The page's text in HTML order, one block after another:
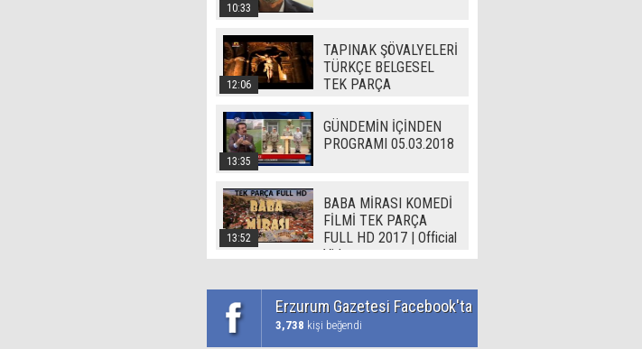
10:33
12:06
TAPINAK ŞÖVALYELERİ
TÜRKÇE BELGESEL
TEK PARÇA
13:35
GÜNDEMİN İÇİNDEN
PROGRAMI 05.03.2018
13:52
BABA MİRASI KOMEDİ
FİLMİ TEK PARÇA
FULL HD 2017 | Official
Video
Erzurum Gazetesi Facebook'ta
3,738 kişi beğendi